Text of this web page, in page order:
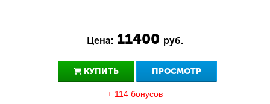
Цена: 11400 руб.
КУПИТЬ ПРОСМОТР
+ 114 бонусов